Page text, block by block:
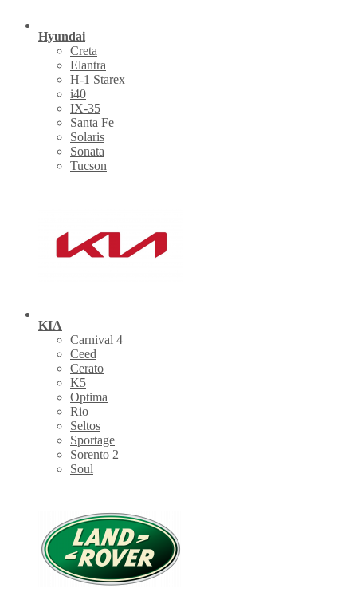
Hyundai
Creta
Elantra
H-1 Starex
i40
IX-35
Santa Fe
Solaris
Sonata
Tucson
KIA
Carnival 4
Ceed
Cerato
K5
Optima
Rio
Seltos
Sportage
Sorento 2
Soul